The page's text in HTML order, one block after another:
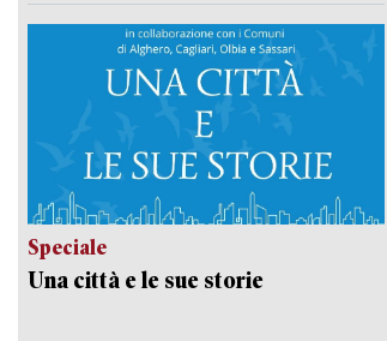
Speciale
Una città e le sue storie